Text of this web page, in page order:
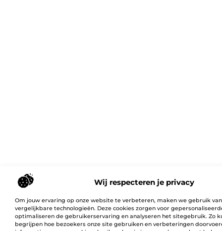
Wij respecteren je privacy
Om jouw ervaring op onze website te verbeteren, maken we gebruik
vergelijkbare technologieën. Deze cookies zorgen voor
optimaliseren de gebruikerservaring en analyseren het sitegebruik. Zo
begrijpen hoe bezoekers onze site gebruiken en verbeteringen